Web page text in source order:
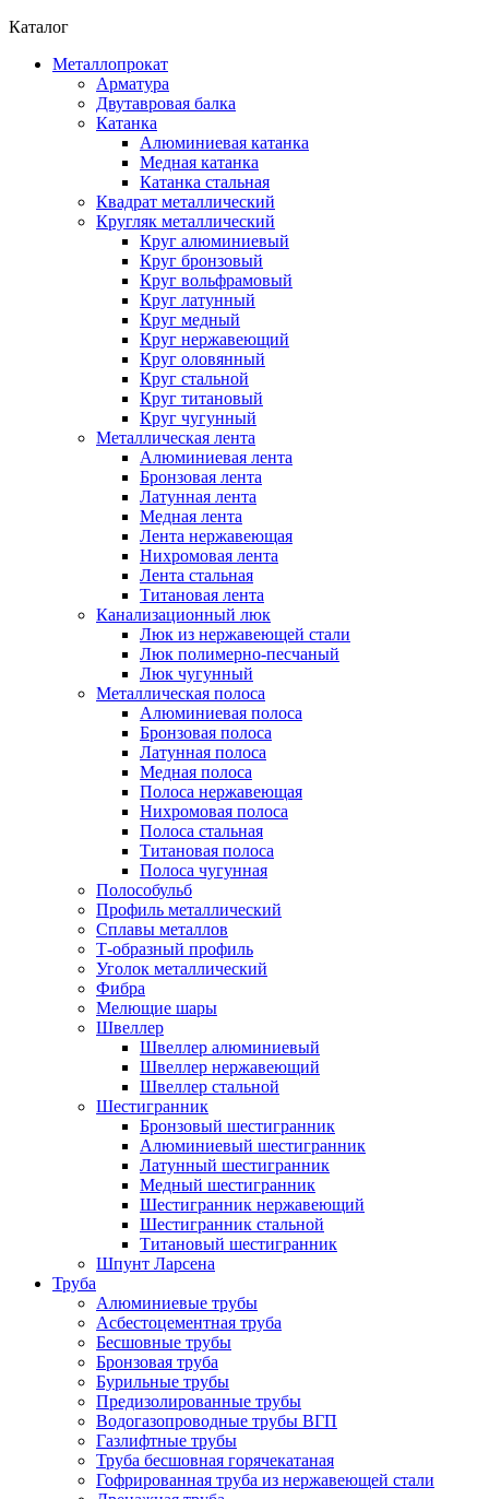
Каталог
Металлопрокат
Арматура
Двутавровая балка
Катанка
Алюминиевая катанка
Медная катанка
Катанка стальная
Квадрат металлический
Кругляк металлический
Круг алюминиевый
Круг бронзовый
Круг вольфрамовый
Круг латунный
Круг медный
Круг нержавеющий
Круг оловянный
Круг стальной
Круг титановый
Круг чугунный
Металлическая лента
Алюминиевая лента
Бронзовая лента
Латунная лента
Медная лента
Лента нержавеющая
Нихромовая лента
Лента стальная
Титановая лента
Канализационный люк
Люк из нержавеющей стали
Люк полимерно-песчаный
Люк чугунный
Металлическая полоса
Алюминиевая полоса
Бронзовая полоса
Латунная полоса
Медная полоса
Полоса нержавеющая
Нихромовая полоса
Полоса стальная
Титановая полоса
Полоса чугунная
Полособульб
Профиль металлический
Сплавы металлов
Т-образный профиль
Уголок металлический
Фибра
Мелющие шары
Швеллер
Швеллер алюминиевый
Швеллер нержавеющий
Швеллер стальной
Шестигранник
Бронзовый шестигранник
Алюминиевый шестигранник
Латунный шестигранник
Медный шестигранник
Шестигранник нержавеющий
Шестигранник стальной
Титановый шестигранник
Шпунт Ларсена
Труба
Алюминиевые трубы
Асбестоцементная труба
Бесшовные трубы
Бронзовая труба
Бурильные трубы
Предизолированные трубы
Водогазопроводные трубы ВГП
Газлифтные трубы
Труба бесшовная горячекатаная
Гофрированная труба из нержавеющей стали